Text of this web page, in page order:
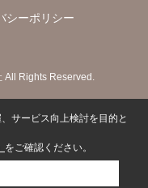
シーポリシー
All Rights Reserved.
サービス向上検討を目的と
をご確認ください。